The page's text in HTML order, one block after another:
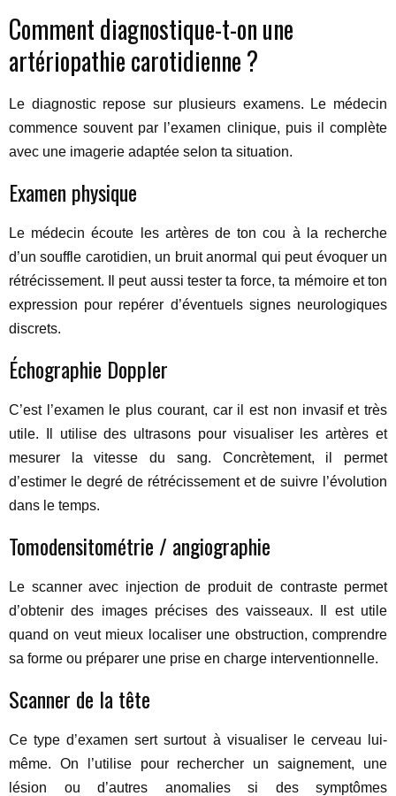
Comment diagnostique-t-on une
artériopathie carotidienne ?
Le diagnostic repose sur plusieurs examens. Le médecin
commence souvent par l’examen clinique, puis il complète
avec une imagerie adaptée selon ta situation.
Examen physique
Le médecin écoute les artères de ton cou à la recherche
d’un souffle carotidien, un bruit anormal qui peut évoquer un
rétrécissement. Il peut aussi tester ta force, ta mémoire et ton
expression pour repérer d’éventuels signes neurologiques
discrets.
Échographie Doppler
C’est l’examen le plus courant, car il est non invasif et très
utile. Il utilise des ultrasons pour visualiser les artères et
mesurer la vitesse du sang. Concrètement, il permet
d’estimer le degré de rétrécissement et de suivre l’évolution
dans le temps.
Tomodensitométrie / angiographie
Le scanner avec injection de produit de contraste permet
d’obtenir des images précises des vaisseaux. Il est utile
quand on veut mieux localiser une obstruction, comprendre
sa forme ou préparer une prise en charge interventionnelle.
Scanner de la tête
Ce type d’examen sert surtout à visualiser le cerveau lui-
même. On l’utilise pour rechercher un saignement, une
lésion ou d’autres anomalies si des symptômes